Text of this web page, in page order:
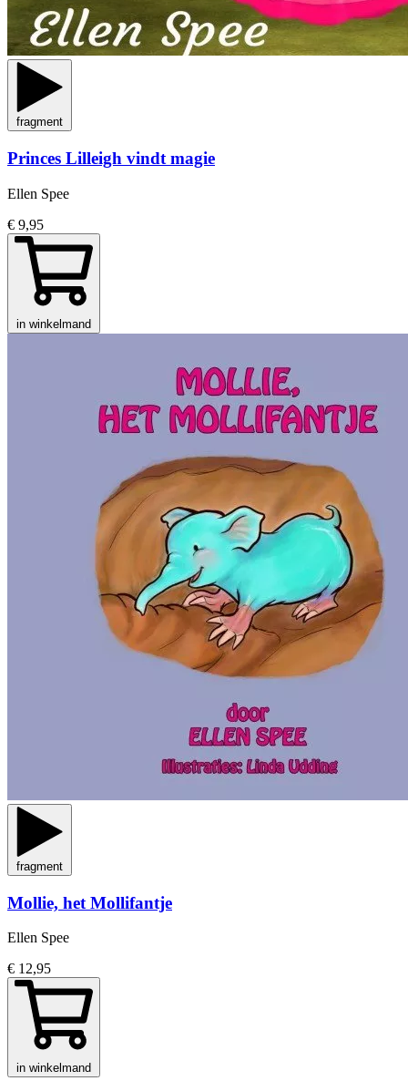
fragment
Princes Lilleigh vindt magie
Ellen Spee
€ 9,95
in winkelmand
fragment
Mollie, het Mollifantje
Ellen Spee
€ 12,95
in winkelmand